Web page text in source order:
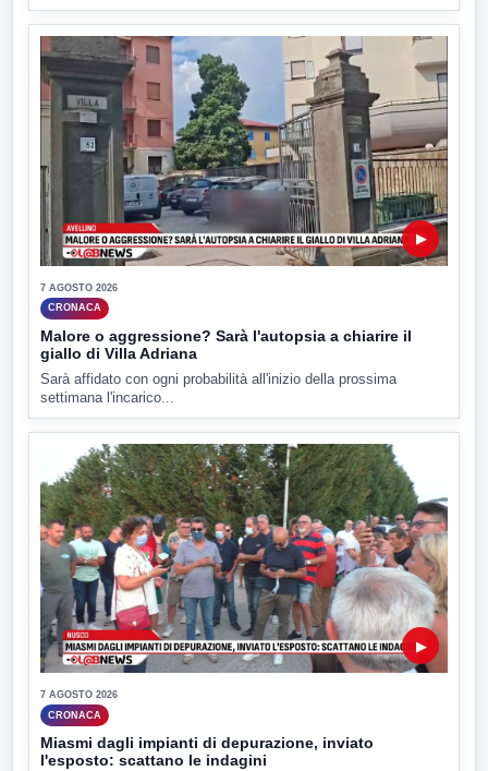
▶
7 AGOSTO 2026
CRONACA
Malore o aggressione? Sarà l'autopsia a chiarire il
giallo di Villa Adriana
Sarà affidato con ogni probabilità all'inizio della prossima
settimana l'incarico...
▶
7 AGOSTO 2026
CRONACA
Miasmi dagli impianti di depurazione, inviato
l'esposto: scattano le indagini